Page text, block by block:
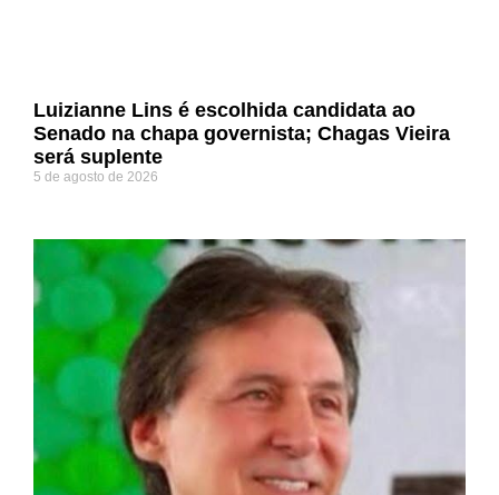
Luizianne Lins é escolhida candidata ao
Senado na chapa governista; Chagas Vieira
será suplente
5 de agosto de 2026